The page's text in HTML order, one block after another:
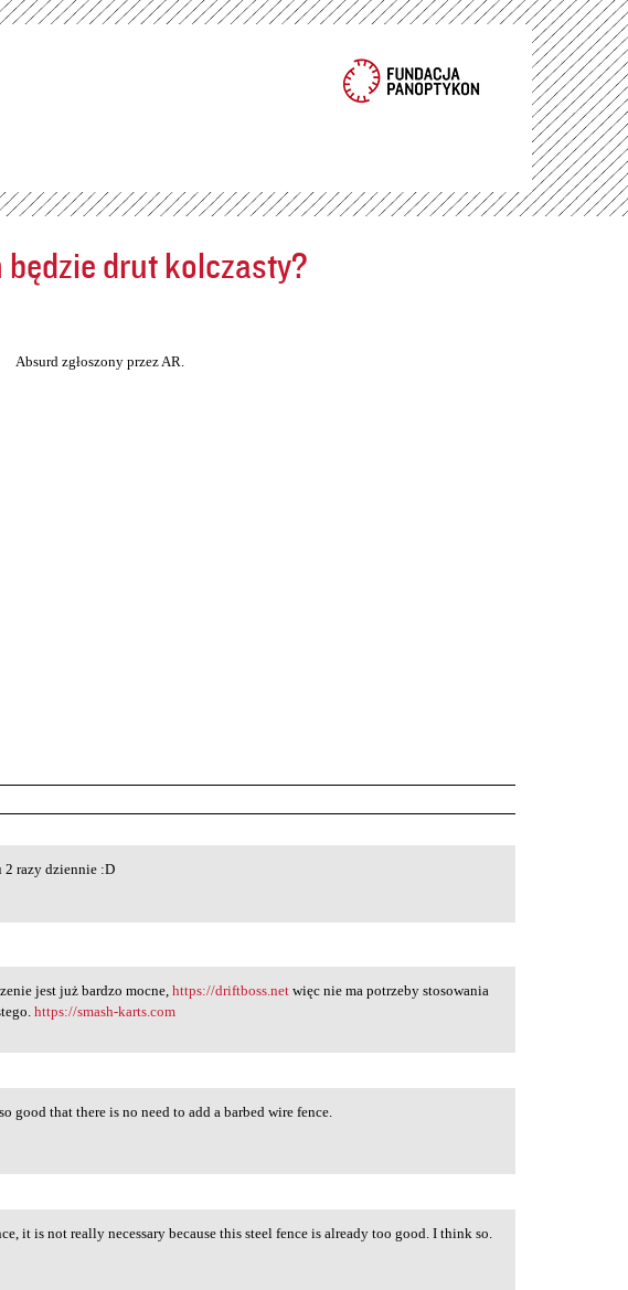
drut kolczasty?
Absurd zgłoszony przez AR.
2
2 razy dziennie :D
jest już bardzo mocne,https://driftboss.net więc nie ma potrzeby stosowania
https://smash-karts.com
is so
good that there is no need to add a barbed wire fence.
fence
it is not really necessary because this steel fence is already too good. I think so.